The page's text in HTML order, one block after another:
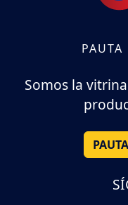
PAUTA
Somos la